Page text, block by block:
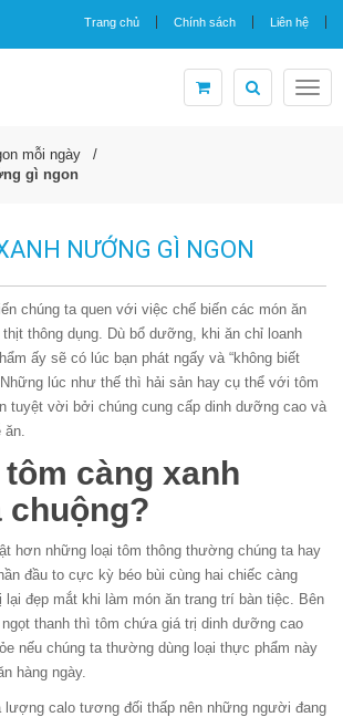
Trang chủ Chính sách Liên hệ
mỗi ngày
gì ngon
NƯỚNG GÌ NGON
chúng ta quen với việc chế biến các món ăn
thông dụng. Dù bổ dưỡng, khi ăn chỉ loanh
ấy sẽ có lúc bạn phát ngấy và “không biết
lúc như thế thì hải sản hay cụ thể với tôm
tuyệt vời bởi chúng cung cấp dinh dưỡng cao và
ăn.
tôm càng xanh
hơn những loại tôm thông thường chúng ta hay
đầu to cực kỳ béo bùi cùng hai chiếc càng
đẹp mắt khi làm món ăn trang trí bàn tiệc. Bên
thanh thì tôm chứa giá trị dinh dưỡng cao
nếu chúng ta thường dùng loại thực phẩm này
hàng ngày.
lượng calo tương đối thấp nên những người đang